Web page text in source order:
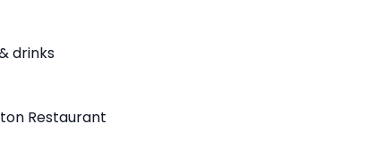
drinks
Restaurant